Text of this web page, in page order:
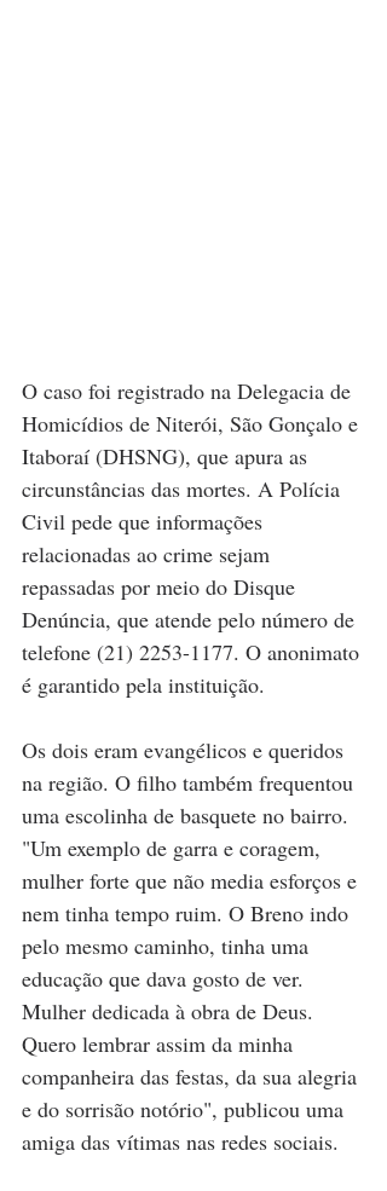
O caso foi registrado na Delegacia de
Homicídios de Niterói, São Gonçalo e
Itaboraí (DHSNG), que apura as
circunstâncias das mortes. A Polícia
Civil pede que informações
relacionadas ao crime sejam
repassadas por meio do Disque
Denúncia, que atende pelo número de
telefone (21) 2253-1177. O anonimato
é garantido pela instituição.
Os dois eram evangélicos e queridos
na região. O filho também frequentou
uma escolinha de basquete no bairro.
"Um exemplo de garra e coragem,
mulher forte que não media esforços e
nem tinha tempo ruim. O Breno indo
pelo mesmo caminho, tinha uma
educação que dava gosto de ver.
Mulher dedicada à obra de Deus.
Quero lembrar assim da minha
companheira das festas, da sua alegria
e do sorrisão notório", publicou uma
amiga das vítimas nas redes sociais.